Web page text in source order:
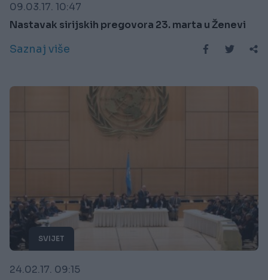
09.03.17. 10:47
Nastavak sirijskih pregovora 23. marta u Ženevi
Saznaj više
SVIJET
24.02.17. 09:15